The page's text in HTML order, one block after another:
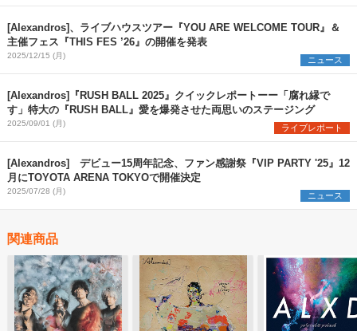
[Alexandros]、ライブハウスツアー『YOU ARE WELCOME TOUR』＆
主催フェス『THIS FES ’26』の開催を発表
2025/12/15 (月) ニュース
[Alexandros]『RUSH BALL 2025』クイックレポートーー「腐れ縁で
す」特大の『RUSH BALL』愛を爆発させた両思いのステージング
2025/09/01 (月) ライブレポート
[Alexandros] デビュー15周年記念、ファン感謝祭『VIP PARTY '25』12
月にTOYOTA ARENA TOKYOで開催決定
2025/07/28 (月) ニュース
関連商品